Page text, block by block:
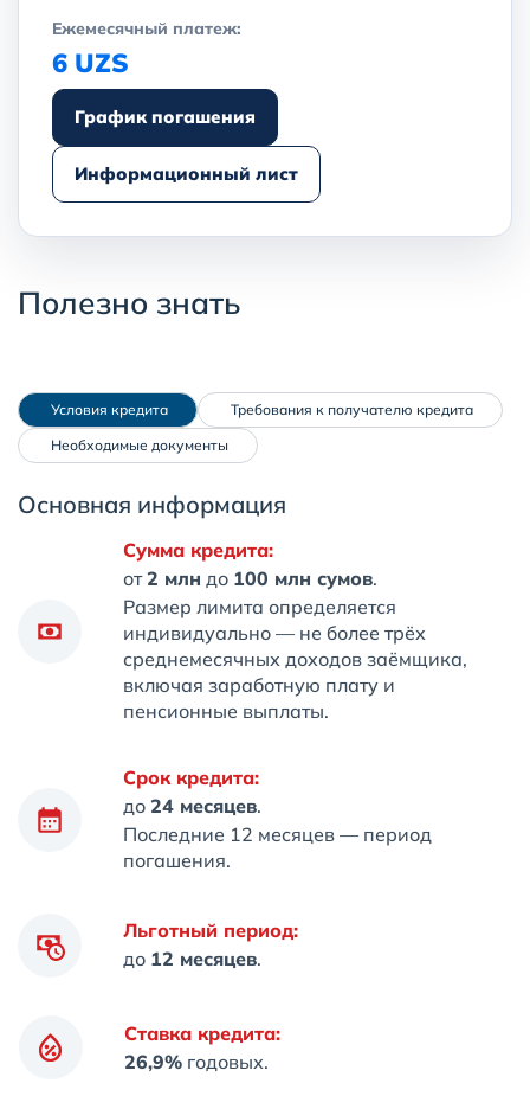
Ежемесячный платеж:
6 UZS
График погашения
Информационный лист
Полезно знать
Условия кредита
Требования к получателю кредита
Необходимые документы
Основная информация
Сумма кредита:
от 2 млн до 100 млн сумов.
Размер лимита определяется
индивидуально — не более трёх
среднемесячных доходов заёмщика,
включая заработную плату и
пенсионные выплаты.
Срок кредита:
до 24 месяцев.
Последние 12 месяцев — период
погашения.
Льготный период:
до 12 месяцев.
Ставка кредита:
26,9% годовых.